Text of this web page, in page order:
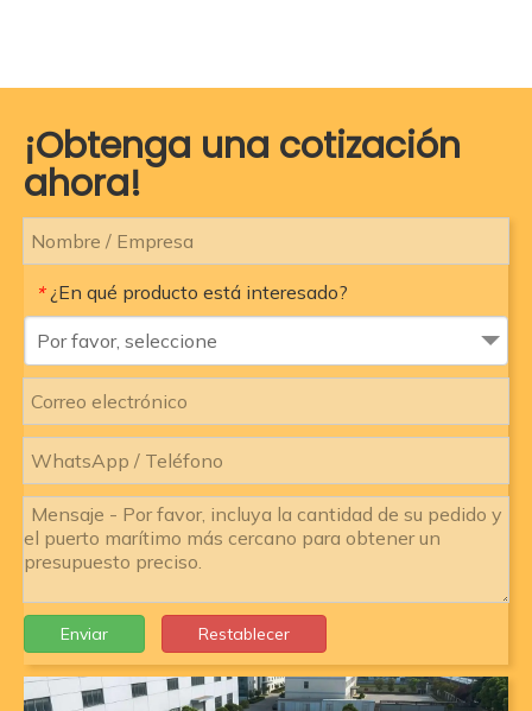
¡Obtenga una cotización
ahora!
* ¿En qué producto está interesado?
Por favor, seleccione
Enviar Restablecer